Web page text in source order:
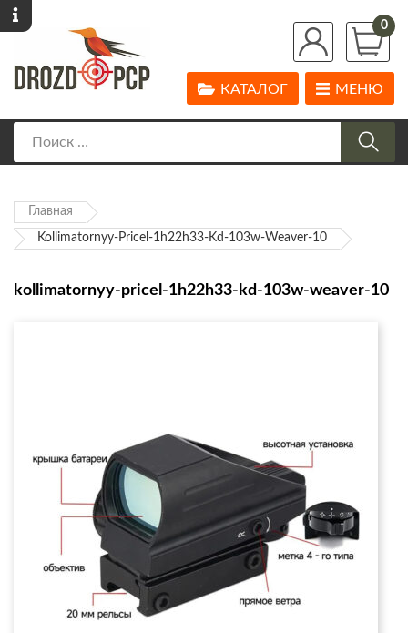
0
МЕНЮ
КАТАЛОГ
Главная
Kollimatornyy-Pricel-1h22h33-Kd-103w-Weaver-10
kollimatornyy-pricel-1h22h33-kd-103w-weaver-10